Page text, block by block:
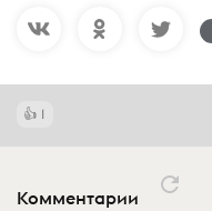
1
Комментарии